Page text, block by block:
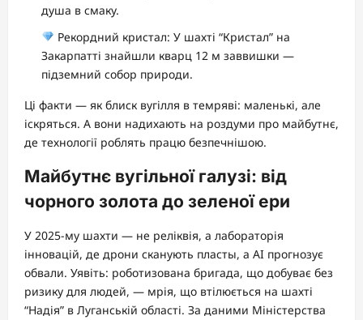
душа в смаку.
Рекордний кристал: У шахті “Кристал” на
Закарпатті знайшли кварц 12 м заввишки —
підземний собор природи.
Ці факти — як блиск вугілля в темряві: маленькі, але
іскряться. А вони надихають на роздуми про майбутнє,
де технології роблять працю безпечнішою.
Майбутнє вугільної галузі: від
чорного золота до зеленої ери
У 2025-му шахти — не реліквія, а лабораторія
інновацій, де дрони сканують пласты, а AI прогнозує
обвали. Уявіть: роботизована бригада, що добуває без
ризику для людей, — мрія, що втілюється на шахті
“Надія” в Луганській області. За даними Міністерства